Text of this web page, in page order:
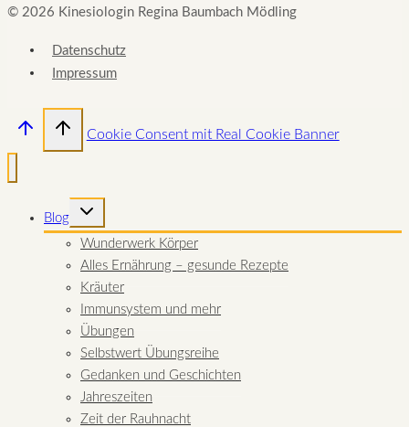
© 2026 Kinesiologin Regina Baumbach Mödling
Datenschutz
Impressum
Cookie Consent mit Real Cookie Banner
Blog
UNTERMENÜ
Wunderwerk Körper
Alles Ernährung – gesunde Rezepte
Kräuter
Immunsystem und mehr
Übungen
Selbstwert Übungsreihe
Gedanken und Geschichten
Jahreszeiten
Zeit der Rauhnacht